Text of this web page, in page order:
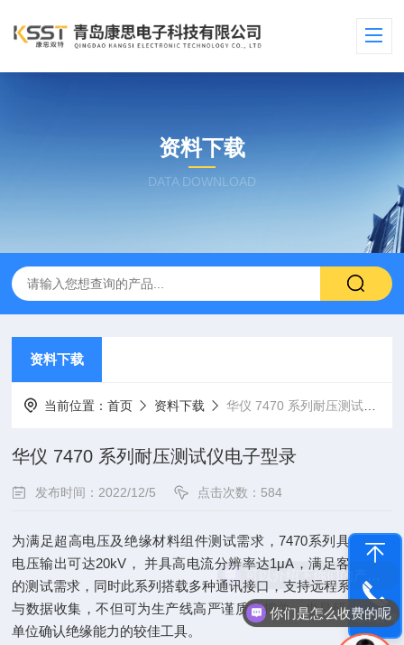
资料下载
DATA DOWNLOAD
资料下载
当前位置：首页 资料下载 华仪 7470 系列耐压测试仪电子型录
华仪 7470 系列耐压测试仪电子型录
发布时间：2022/12/5 点击次数：584
为满足超高电压及绝缘材料组件测试需求，7470系列具备超高
电压输出可达20kV， 并具高电流分辨率达1μA，满足客户严苛
的测试需求，同时此系列搭载多种通讯接口，支持远程系统控制
与数据收集，不但可为生产线高严谨质量把关，也是研发/认证
单位确认绝缘能力的较佳工具。
电话咨询
你们是怎么收费的呢